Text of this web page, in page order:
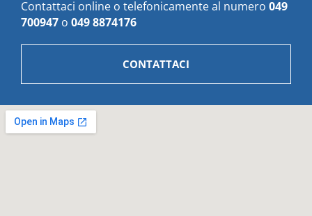
Contattaci online o telefonicamente al numero 049
700947 o 049 8874176
CONTATTACI